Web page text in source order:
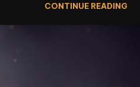
CONTINUE READING